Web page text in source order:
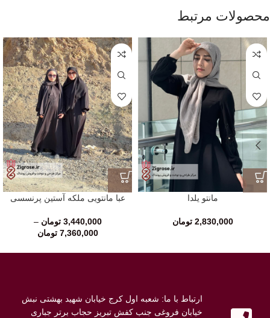
محصولات مرتبط
مانتو یلدا
2,830,000 تومان
عبا مانتویی ملکه آستین پرنسسی
3,440,000 تومان –
7,360,000 تومان
ارتباط با ما: شعبه اول کرج خیابان شهید بهشتی نبش
خیابان فروغی جنب کفش تبریز حجاب برتر جباری